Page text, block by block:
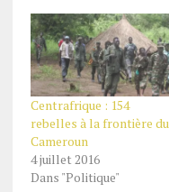
Centrafrique : 154
rebelles à la frontière du
Cameroun
4 juillet 2016
Dans "Politique"